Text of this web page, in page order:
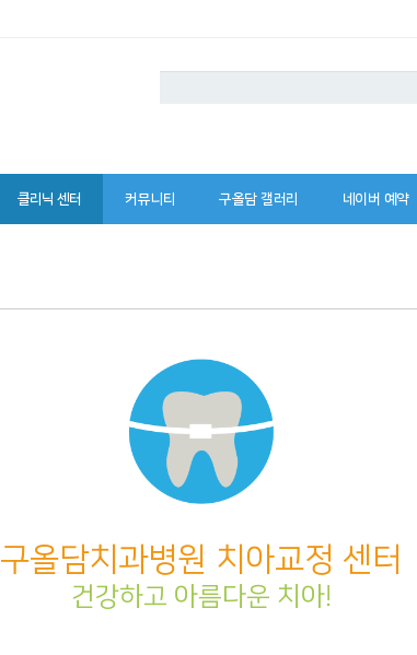
클리닉 센터 커뮤니티 구올담 갤러리 네이버 예약
구올담치과병원 치아교정 센터
건강하고 아름다운 치아!